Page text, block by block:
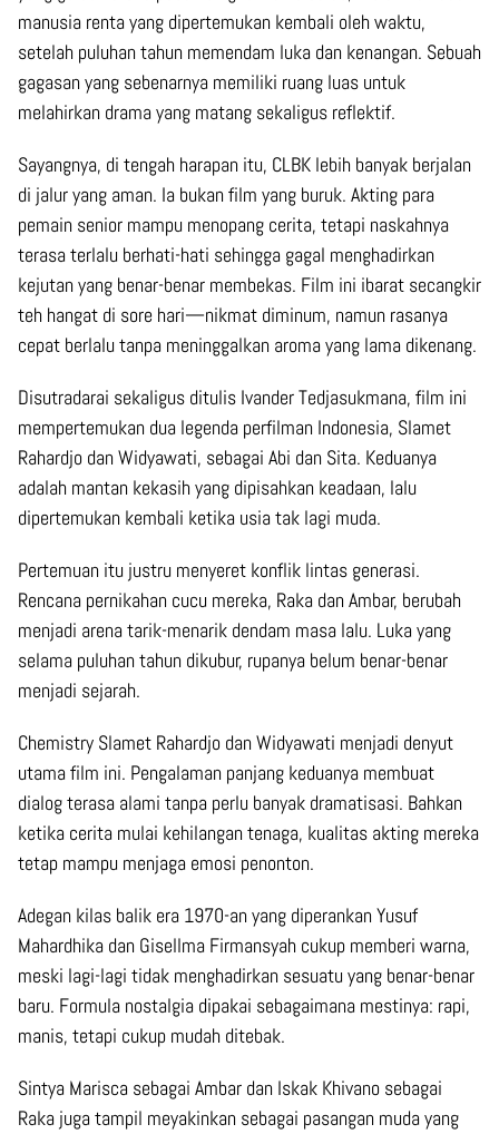
manusia renta yang dipertemukan kembali oleh waktu,
setelah puluhan tahun memendam luka dan kenangan. Sebuah
gagasan yang sebenarnya memiliki ruang luas untuk
melahirkan drama yang matang sekaligus reflektif.
Sayangnya, di tengah harapan itu, CLBK lebih banyak berjalan
di jalur yang aman. Ia bukan film yang buruk. Akting para
pemain senior mampu menopang cerita, tetapi naskahnya
terasa terlalu berhati-hati sehingga gagal menghadirkan
kejutan yang benar-benar membekas. Film ini ibarat secangkir
teh hangat di sore hari—nikmat diminum, namun rasanya
cepat berlalu tanpa meninggalkan aroma yang lama dikenang.
Disutradarai sekaligus ditulis Ivander Tedjasukmana, film ini
mempertemukan dua legenda perfilman Indonesia, Slamet
Rahardjo dan Widyawati, sebagai Abi dan Sita. Keduanya
adalah mantan kekasih yang dipisahkan keadaan, lalu
dipertemukan kembali ketika usia tak lagi muda.
Pertemuan itu justru menyeret konflik lintas generasi.
Rencana pernikahan cucu mereka, Raka dan Ambar, berubah
menjadi arena tarik-menarik dendam masa lalu. Luka yang
selama puluhan tahun dikubur, rupanya belum benar-benar
menjadi sejarah.
Chemistry Slamet Rahardjo dan Widyawati menjadi denyut
utama film ini. Pengalaman panjang keduanya membuat
dialog terasa alami tanpa perlu banyak dramatisasi. Bahkan
ketika cerita mulai kehilangan tenaga, kualitas akting mereka
tetap mampu menjaga emosi penonton.
Adegan kilas balik era 1970-an yang diperankan Yusuf
Mahardhika dan Gisellma Firmansyah cukup memberi warna,
meski lagi-lagi tidak menghadirkan sesuatu yang benar-benar
baru. Formula nostalgia dipakai sebagaimana mestinya: rapi,
manis, tetapi cukup mudah ditebak.
Sintya Marisca sebagai Ambar dan Iskak Khivano sebagai
Raka juga tampil meyakinkan sebagai pasangan muda yang